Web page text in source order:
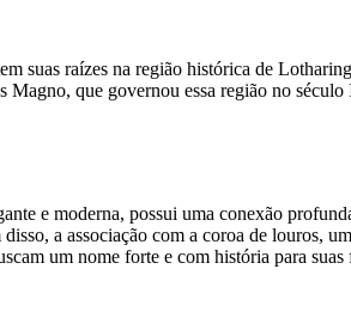
suas raízes na região histórica de
que governou essa região no
e moderna, possui uma conexão
a associação com a coroa de
um nome forte e com história para suas